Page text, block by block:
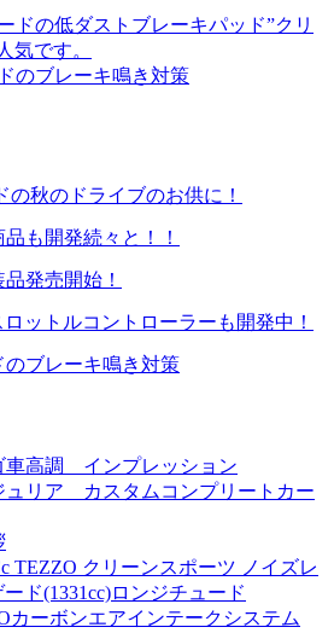
の低ダストブレーキパッド”クリ
気です。
のブレーキ鳴き対策
の秋のドライブのお供に！
も開発続々と！！
発売開始！
ロットルコントローラーも開発中！
のブレーキ鳴き対策
車高調 インプレッション
ュリア カスタムコンプリートカー
TEZZO クリーンスポーツ ノイズレ
ド(1331cc)ロンジチュード
カーボンエアインテークシステム